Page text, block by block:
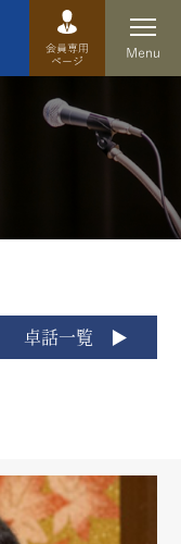
卓話一覧